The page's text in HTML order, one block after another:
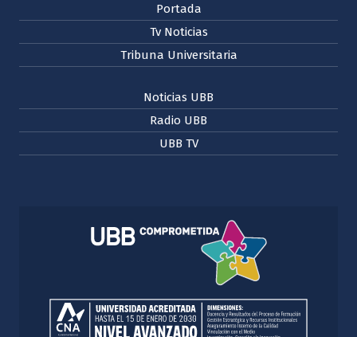
Portada
Tv Noticias
Tribuna Universitaria
Noticias UBB
Radio UBB
UBB TV